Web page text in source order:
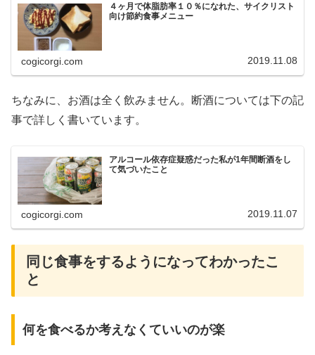
４ヶ月で体脂肪率１０％になれた、サイクリスト
向け節約食事メニュー
cogicorgi.com 2019.11.08
ちなみに、お酒は全く飲みません。断酒については下の記
事で詳しく書いています。
アルコール依存症疑惑だった私が1年間断酒をし
て気づいたこと
cogicorgi.com 2019.11.07
同じ食事をするようになってわかったこ
と
何を食べるか考えなくていいのが楽